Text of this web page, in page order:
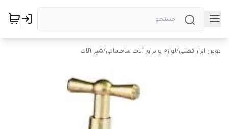
نوین ابزار فضلی/لوازم و یراق آلات ساختمانی/شیر آلات